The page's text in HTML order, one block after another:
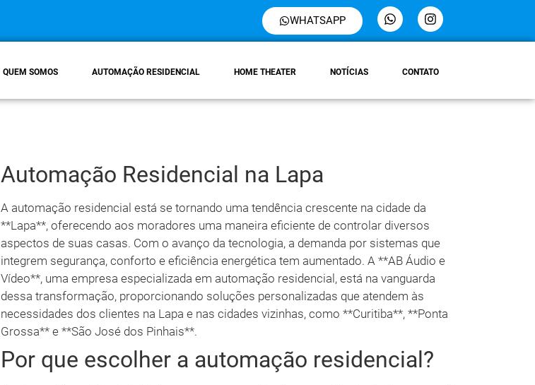
WHATSAPP
QUEM SOMOS AUTOMAÇÃO RESIDENCIAL HOME THEATER NOTÍCIAS CONTATO
Automação Residencial na Lapa
A automação residencial está se tornando uma tendência crescente na cidade da
**Lapa**, oferecendo aos moradores uma maneira eficiente de controlar diversos
aspectos de suas casas. Com o avanço da tecnologia, a demanda por sistemas que
integrem segurança, conforto e eficiência energética tem aumentado. A **AB Áudio e
Vídeo**, uma empresa especializada em automação residencial, está na vanguarda
dessa transformação, proporcionando soluções personalizadas que atendem às
necessidades dos clientes na Lapa e nas cidades vizinhas, como **Curitiba**, **Ponta
Grossa** e **São José dos Pinhais**.
Por que escolher a automação residencial?